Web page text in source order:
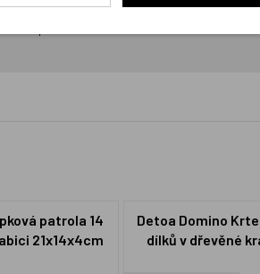
patrola 14
21x14x4cm
Detoa Domino
dílků v dřevěné